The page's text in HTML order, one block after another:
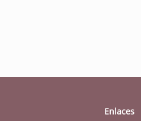
Enlaces